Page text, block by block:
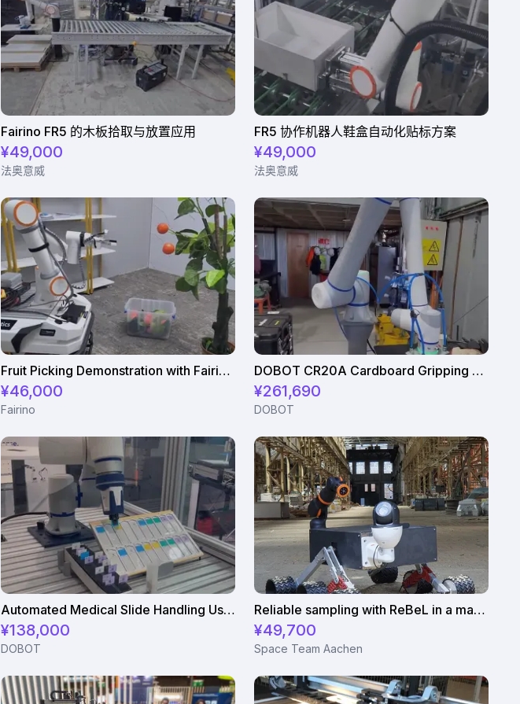
Fairino FR5 的木板拾取与放置应用
¥49,000
法奥意威
FR5 协作机器人鞋盒自动化贴标方案
¥49,000
法奥意威
Fruit Picking Demonstration with Fairino FR3
¥46,000
Fairino
DOBOT CR20A Cardboard Gripping with Vacuum Gripper
¥261,690
DOBOT
Automated Medical Slide Handling Using Dobot CR3
¥138,000
DOBOT
Reliable sampling with ReBeL in a mars simulation
¥49,700
Space Team Aachen